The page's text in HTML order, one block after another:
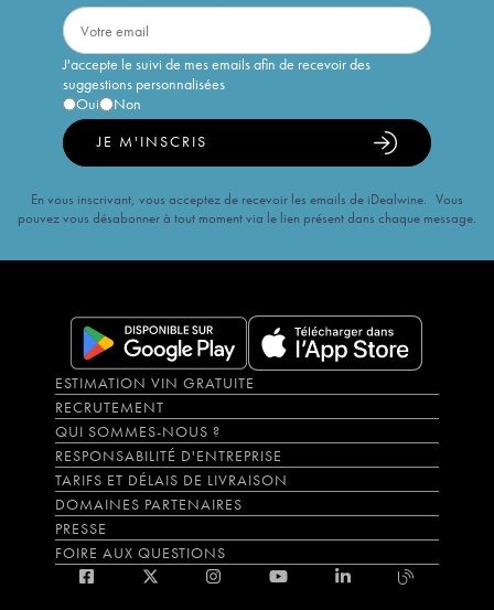
J'accepte le suivi de mes emails afin de recevoir des
suggestions personnalisées
Oui
Non
JE M'INSCRIS
En vous inscrivant, vous acceptez de recevoir les emails de iDealwine. Vous
pouvez vous désabonner à tout moment via le lien présent dans chaque message.
ESTIMATION VIN GRATUITE
RECRUTEMENT
QUI SOMMES-NOUS ?
RESPONSABILITÉ D'ENTREPRISE
TARIFS ET DÉLAIS DE LIVRAISON
DOMAINES PARTENAIRES
PRESSE
FOIRE AUX QUESTIONS